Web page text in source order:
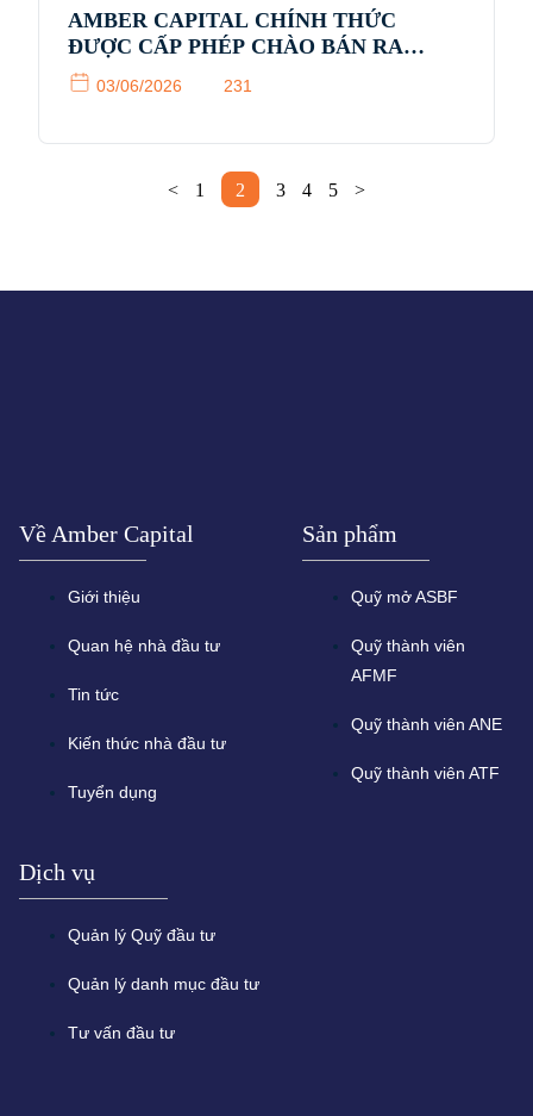
AMBER CAPITAL CHÍNH THỨC
ĐƯỢC CẤP PHÉP CHÀO BÁN RA
CÔNG CHÚNG QUỸ ĐẦU TƯ CÂN
BẰNG AMBER (ABIF)
03/06/2026 231
< 1 2 3 4 5 >
Về Amber Capital
Giới thiệu
Quan hệ nhà đầu tư
Tin tức
Kiến thức nhà đầu tư
Tuyển dụng
Sản phẩm
Quỹ mở ASBF
Quỹ thành viên
AFMF
Quỹ thành viên ANE
Quỹ thành viên ATF
Dịch vụ
Quản lý Quỹ đầu tư
Quản lý danh mục đầu tư
Tư vấn đầu tư